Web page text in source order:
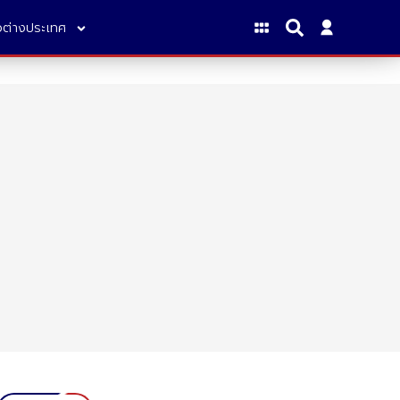
ต่างประเทศ